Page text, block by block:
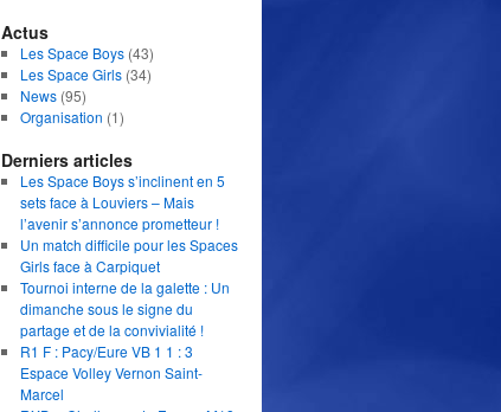
Actus
Les Space Boys(43)
Les Space Girls(34)
News(95)
Organisation (1)
Derniers articles
Les Space Boys s’inclinent en 5
sets face à Louviers – Mais
l’avenir s’annonce prometteur !
Un match difficile pour les Spaces
Girls face à Carpiquet
Tournoi interne de la galette : Un
dimanche sous le signe du
partage et de la convivialité !
R1 F : Pacy/Eure VB 1 1 : 3
Espace Volley Vernon Saint-
Marcel